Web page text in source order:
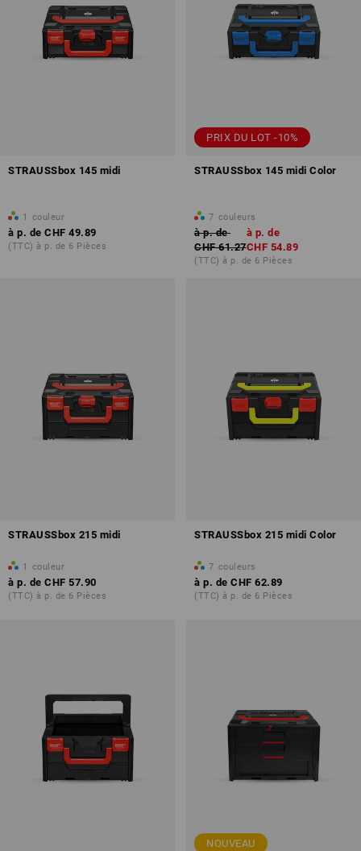
STRAUSSbox 145 midi
1 couleur
à p. de CHF 49.89
(TTC) à p. de 6 Pièces
PRIX DU LOT -10%
STRAUSSbox 145 midi Color
7 couleurs
à p. de
CHF 61.27
à p. de
CHF 54.89
(TTC) à p. de 6 Pièces
STRAUSSbox 215 midi
1 couleur
à p. de CHF 57.90
(TTC) à p. de 6 Pièces
STRAUSSbox 215 midi Color
7 couleurs
à p. de CHF 62.89
(TTC) à p. de 6 Pièces
NOUVEAU